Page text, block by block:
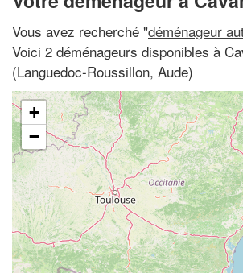
Vous avez recherché "déménageur
Voici 2 déménageurs disponibles à
(Languedoc-Roussillon, Aude)
+
−